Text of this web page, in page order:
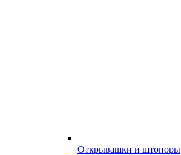
Открывашки и штопоры